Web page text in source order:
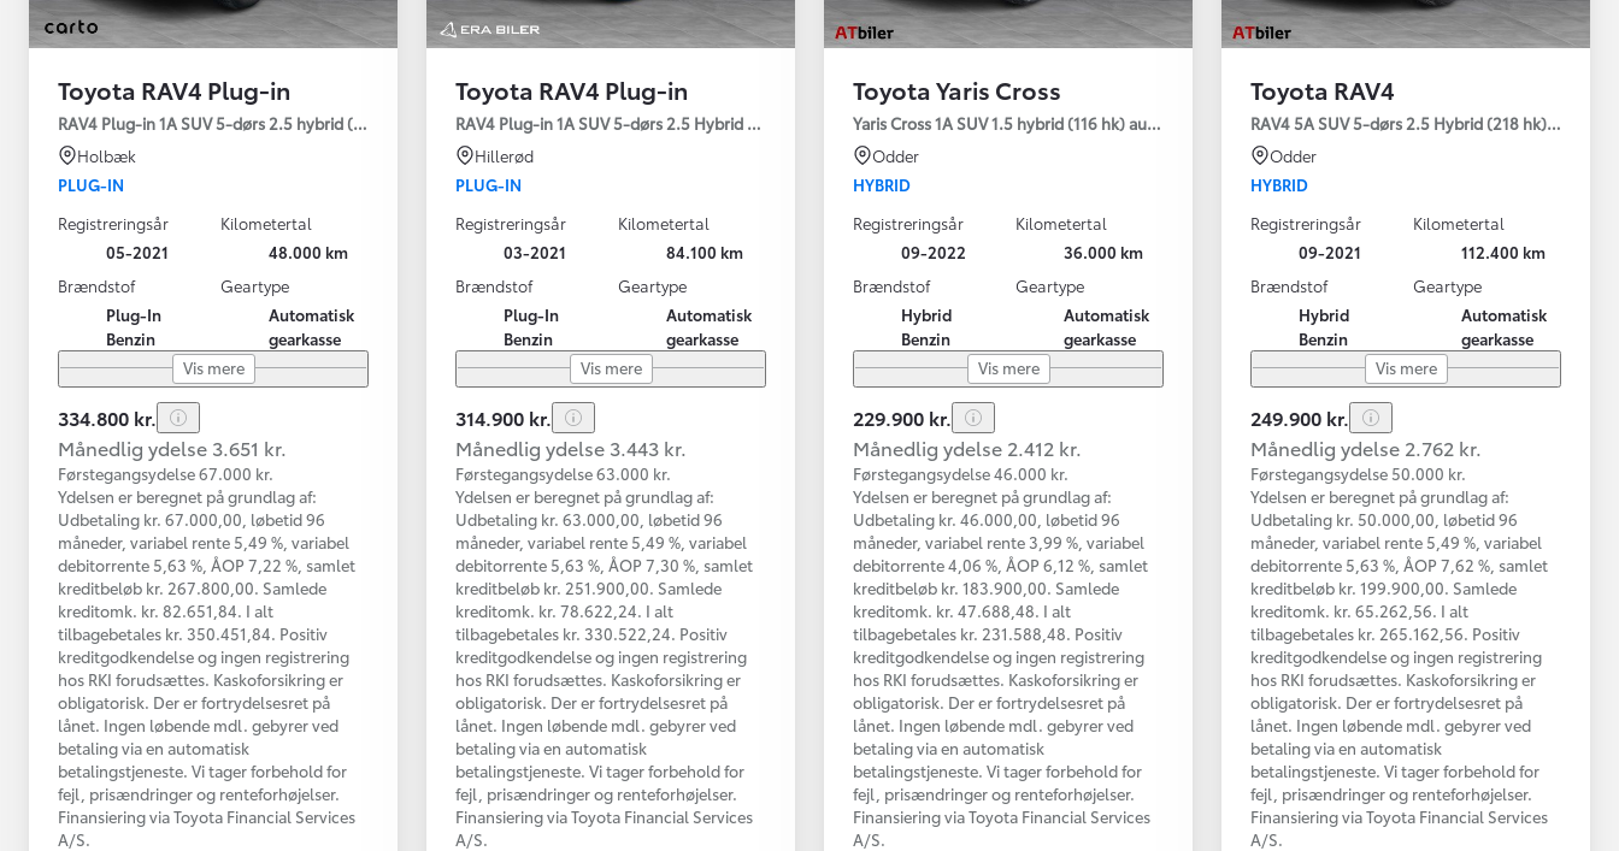
HYBRID
Den nye Yaris Cross
Kommer snart
Toyota RAV4 Plug-in
RAV4 Plug-in 1A SUV 5-dørs 2.5 hybrid (306 hk) aut. gear AWD-i H3 - Comfort
Holbæk
PLUG-IN
Registreringsår
05-2021
Kilometertal
48.000 km
Brændstof
Plug-In
Benzin
Geartype
Automatisk
gearkasse
Vis mere
334.800 kr.
Månedlig ydelse 3.651 kr.
Førstegangsydelse 67.000 kr.
Ydelsen er beregnet på grundlag af:
Udbetaling kr. 67.000,00, løbetid 96
måneder, variabel rente 5,49 %, variabel
debitorrente 5,63 %, ÅOP 7,22 %, samlet
kreditbeløb kr. 267.800,00. Samlede
kreditomk. kr. 82.651,84. I alt
tilbagebetales kr. 350.451,84. Positiv
kreditgodkendelse og ingen registrering
hos RKI forudsættes. Kaskoforsikring er
obligatorisk. Der er fortrydelsesret på
lånet. Ingen løbende mdl. gebyrer ved
betaling via en automatisk
betalingstjeneste. Vi tager forbehold for
fejl, prisændringer og renteforhøjelser.
Finansiering via Toyota Financial Services
A/S.
Toyota RAV4 Plug-in
RAV4 Plug-in 1A SUV 5-dørs 2.5 Hybrid (306 hk) aut. gear AWD-i H3 - Comfort - Premium
Hillerød
PLUG-IN
Registreringsår
03-2021
Kilometertal
84.100 km
Brændstof
Plug-In
Benzin
Geartype
Automatisk
gearkasse
Vis mere
314.900 kr.
Månedlig ydelse 3.443 kr.
Førstegangsydelse 63.000 kr.
Ydelsen er beregnet på grundlag af:
Udbetaling kr. 63.000,00, løbetid 96
måneder, variabel rente 5,49 %, variabel
debitorrente 5,63 %, ÅOP 7,30 %, samlet
kreditbeløb kr. 251.900,00. Samlede
kreditomk. kr. 78.622,24. I alt
tilbagebetales kr. 330.522,24. Positiv
kreditgodkendelse og ingen registrering
hos RKI forudsættes. Kaskoforsikring er
obligatorisk. Der er fortrydelsesret på
lånet. Ingen løbende mdl. gebyrer ved
betaling via en automatisk
betalingstjeneste. Vi tager forbehold for
fejl, prisændringer og renteforhøjelser.
Finansiering via Toyota Financial Services
A/S.
Toyota Yaris Cross
Yaris Cross 1A SUV 1.5 hybrid (116 hk) aut. gear Style
Odder
HYBRID
Registreringsår
09-2022
Kilometertal
36.000 km
Brændstof
Hybrid
Benzin
Geartype
Automatisk
gearkasse
Vis mere
229.900 kr.
Månedlig ydelse 2.412 kr.
Førstegangsydelse 46.000 kr.
Ydelsen er beregnet på grundlag af:
Udbetaling kr. 46.000,00, løbetid 96
måneder, variabel rente 3,99 %, variabel
debitorrente 4,06 %, ÅOP 6,12 %, samlet
kreditbeløb kr. 183.900,00. Samlede
kreditomk. kr. 47.688,48. I alt
tilbagebetales kr. 231.588,48. Positiv
kreditgodkendelse og ingen registrering
hos RKI forudsættes. Kaskoforsikring er
obligatorisk. Der er fortrydelsesret på
lånet. Ingen løbende mdl. gebyrer ved
betaling via en automatisk
betalingstjeneste. Vi tager forbehold for
fejl, prisændringer og renteforhøjelser.
Finansiering via Toyota Financial Services
A/S.
Toyota RAV4
RAV4 5A SUV 5-dørs 2.5 Hybrid (218 hk) aut.
Odder
HYBRID
Registreringsår
09-2021
Kilometertal
112.400 km
Brændstof
Hybrid
Benzin
Geartype
Automatisk
gearkasse
Vis mere
249.900 kr.
Månedlig ydelse 2.762 kr.
Førstegangsydelse 50.000 kr.
Ydelsen er beregnet på grundlag af:
Udbetaling kr. 50.000,00, løbetid 96
måneder, variabel rente 5,49 %, variabel
debitorrente 5,63 %, ÅOP 7,62 %, samlet
kreditbeløb kr. 199.900,00. Samlede
kreditomk. kr. 65.262,56. I alt
tilbagebetales kr. 265.162,56. Positiv
kreditgodkendelse og ingen registrering
hos RKI forudsættes. Kaskoforsikring er
obligatorisk. Der er fortrydelsesret på
lånet. Ingen løbende mdl. gebyrer ved
betaling via en automatisk
betalingstjeneste. Vi tager forbehold for
fejl, prisændringer og renteforhøjelser.
Finansiering via Toyota Financial Services
A/S.